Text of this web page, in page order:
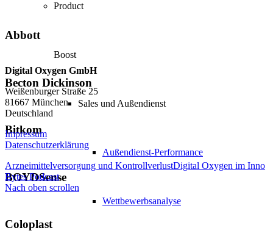
Product
Boost
Sales und Außendienst
Außendienst-Performance
Wettbewerbsanalyse
Abbott
Becton Dickinson
Bitkom
BOYDSense
Coloplast
Digital Oxygen GmbH
Weißenburger Straße 25
81667 München
Deutschland
Impressum
Datenschutzerklärung
Arzneimittelversorgung und KontrollverlustDigital Oxygen im Inno
Bytes Podcast
Nach oben scrollen